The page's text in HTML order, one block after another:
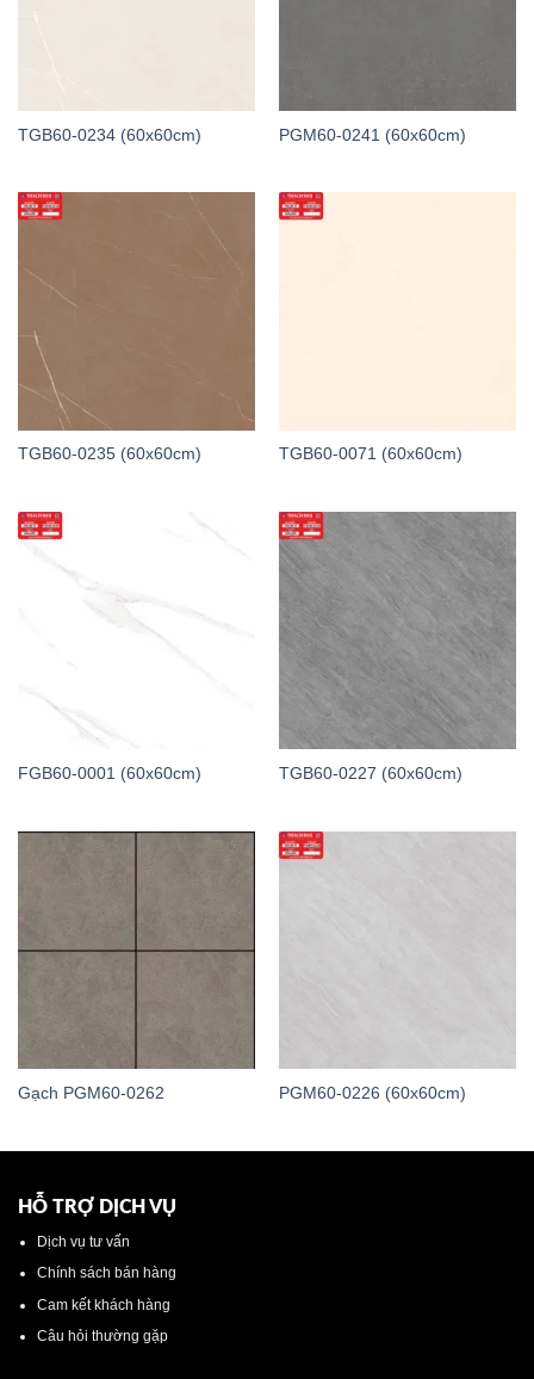
TGB60-0234 (60x60cm) PGM60-0241 (60x60cm)
TGB60-0235 (60x60cm) TGB60-0071 (60x60cm)
FGB60-0001 (60x60cm) TGB60-0227 (60x60cm)
Gạch PGM60-0262 PGM60-0226 (60x60cm)
HỖ TRỢ DỊCH VỤ
Dịch vụ tư vấn
Chính sách bán hàng
Cam kết khách hàng
Câu hỏi thường gặp